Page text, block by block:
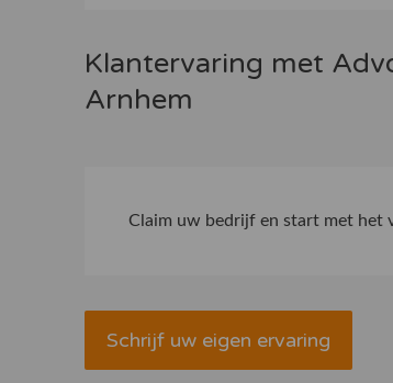
Klantervaring met
Arnhem
Claim uw bedrijf en start met het
Schrijf uw eigen ervaring